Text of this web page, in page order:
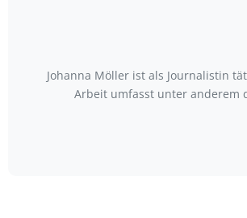
Johanna Möller ist als Journalistin
Arbeit umfasst unter anderem